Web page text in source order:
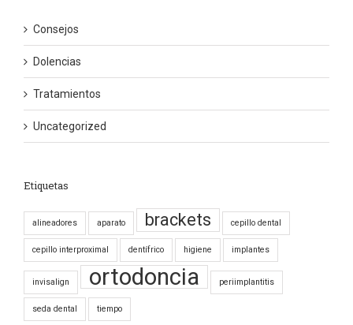
Consejos
Dolencias
Tratamientos
Uncategorized
Etiquetas
alineadores aparato brackets cepillo dental
cepillo interproximal dentífrico higiene implantes
invisalign ortodoncia periimplantitis
seda dental tiempo